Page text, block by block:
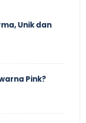
Unik dan
Pink?